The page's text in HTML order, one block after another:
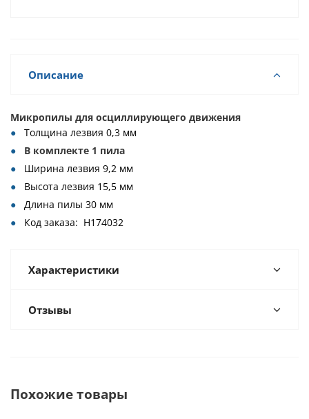
Описание
Микропилы для осциллирующего движения
Толщина лезвия 0,3 мм
В комплекте 1 пила
Ширина лезвия 9,2 мм
Высота лезвия 15,5 мм
Длина пилы 30 мм
Код заказа: H174032
Характеристики
Отзывы
Похожие товары